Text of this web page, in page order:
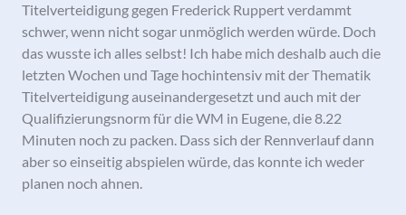
Titelverteidigung gegen Frederick Ruppert verdammt
schwer, wenn nicht sogar unmöglich werden würde. Doch
das wusste ich alles selbst! Ich habe mich deshalb auch die
letzten Wochen und Tage hochintensiv mit der Thematik
Titelverteidigung auseinandergesetzt und auch mit der
Qualifizierungsnorm für die WM in Eugene, die 8.22
Minuten noch zu packen. Dass sich der Rennverlauf dann
aber so einseitig abspielen würde, das konnte ich weder
planen noch ahnen.